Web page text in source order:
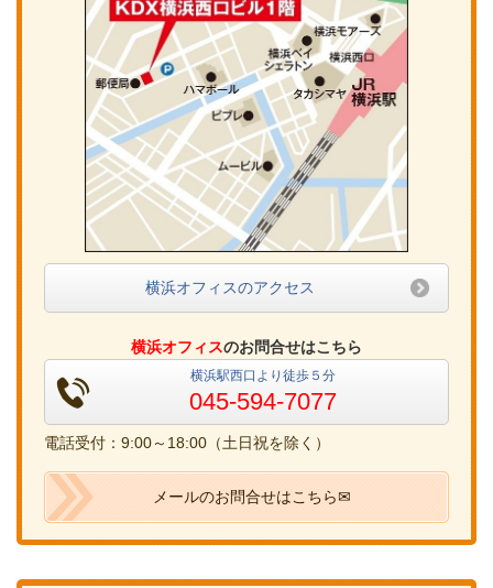
横浜オフィスのアクセス
横浜オフィスのお問合せはこちら
横浜駅西口より徒歩５分
045-594-7077
電話受付：9:00～18:00（土日祝を除く）
メールのお問合せはこちら✉